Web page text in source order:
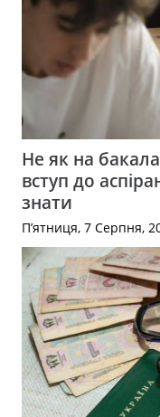
Не як на
вступ до
знати
П’ятниця, 7 Серпня,